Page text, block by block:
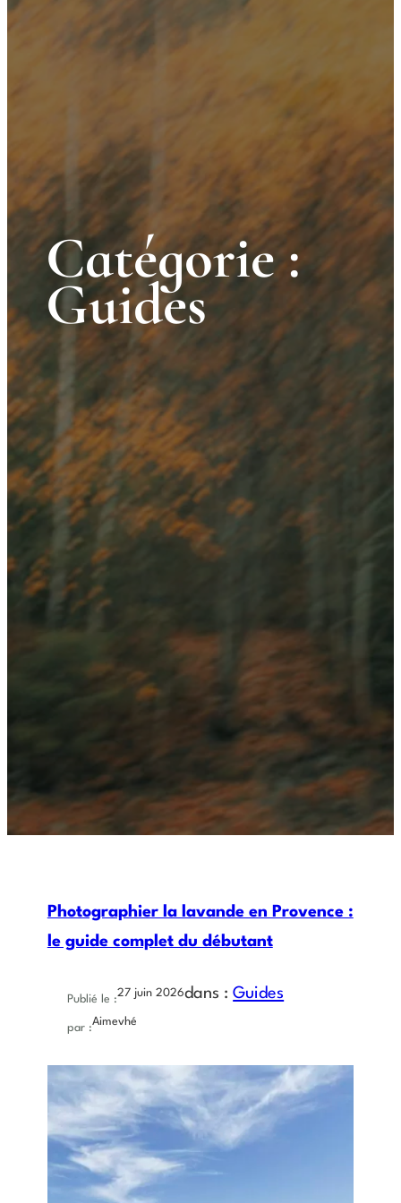
Catégorie :
Guides
Photographier la lavande en Provence :
le guide complet du débutant
Publié le :
27 juin 2026dans :Guides
par :
Aimevhé